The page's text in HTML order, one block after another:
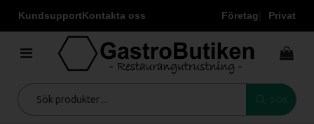
KundsupportKontakta oss Företag Privat